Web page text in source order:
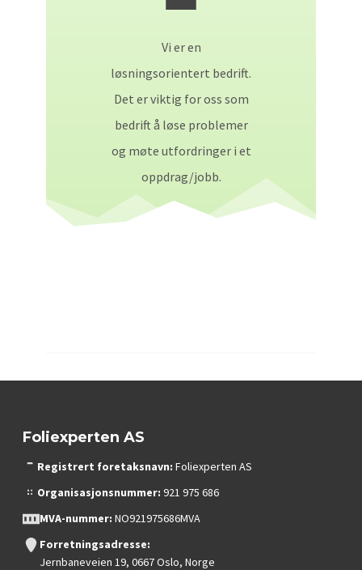
Vi er en
løsningsorientert bedrift.
Det er viktig for oss som
bedrift å løse problemer
og møte utfordringer i et
oppdrag/jobb.
Foliexperten AS
Registrert foretaksnavn: Foliexperten AS
Organisasjonsnummer: 921 975 686
MVA-nummer: NO921975686MVA
Forretningsadresse:
Jernbaneveien 19, 0667 Oslo, Norge